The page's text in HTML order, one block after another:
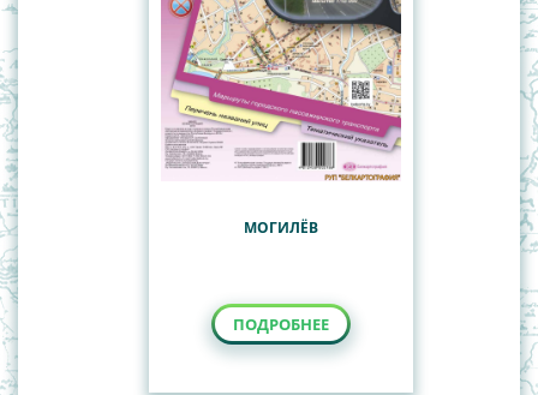
МОГИЛЁВ
ПОДРОБНЕЕ